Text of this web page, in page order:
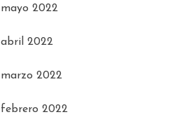
mayo 2022
abril 2022
marzo 2022
febrero 2022